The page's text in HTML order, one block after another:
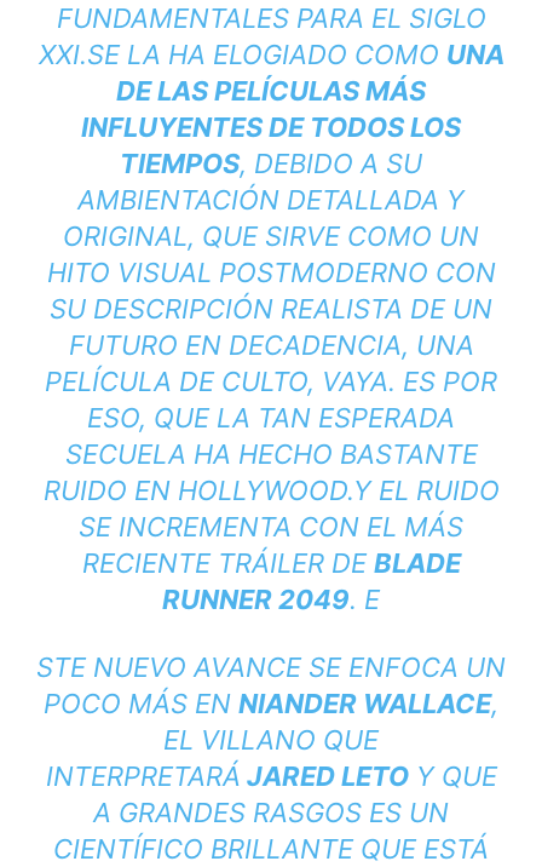
FUNDAMENTALES PARA EL SIGLO
XXI.SE LA HA ELOGIADO COMO UNA
DE LAS PELÍCULAS MÁS
INFLUYENTES DE TODOS LOS
TIEMPOS, DEBIDO A SU
AMBIENTACIÓN DETALLADA Y
ORIGINAL, QUE SIRVE COMO UN
HITO VISUAL POSTMODERNO CON
SU DESCRIPCIÓN REALISTA DE UN
FUTURO EN DECADENCIA, UNA
PELÍCULA DE CULTO, VAYA. ES POR
ESO, QUE LA TAN ESPERADA
SECUELA HA HECHO BASTANTE
RUIDO EN HOLLYWOOD.Y EL RUIDO
SE INCREMENTA CON EL MÁS
RECIENTE TRÁILER DEBLADE
RUNNER 2049. E
STE NUEVO AVANCE SE ENFOCA UN
POCO MÁS EN NIANDER WALLACE,
EL VILLANO QUE
INTERPRETARÁ JARED LETOY QUE
A GRANDES RASGOS ES UN
CIENTÍFICO BRILLANTE QUE ESTÁ